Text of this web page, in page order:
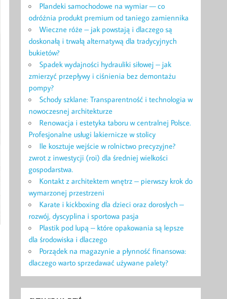
Plandeki samochodowe na wymiar — co
odróżnia produkt premium od taniego zamiennika
Wieczne róże – jak powstają i dlaczego są
doskonałą i trwałą alternatywą dla tradycyjnych
bukietów?
Spadek wydajności hydrauliki siłowej – jak
zmierzyć przepływy i ciśnienia bez demontażu
pompy?
Schody szklane: Transparentność i technologia w
nowoczesnej architekturze
Renowacja i estetyka taboru w centralnej Polsce.
Profesjonalne usługi lakiernicze w stolicy
Ile kosztuje wejście w rolnictwo precyzyjne?
zwrot z inwestycji (roi) dla średniej wielkości
gospodarstwa.
Kontakt z architektem wnętrz – pierwszy krok do
wymarzonej przestrzeni
Karate i kickboxing dla dzieci oraz dorosłych –
rozwój, dyscyplina i sportowa pasja
Plastik pod lupą – które opakowania są lepsze
dla środowiska i dlaczego
Porządek na magazynie a płynność finansowa:
dlaczego warto sprzedawać używane palety?